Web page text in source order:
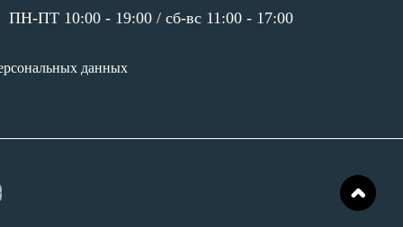
ПН-ПТ 10:00 - 19:00 / сб-вс 11:00 - 17:00
данных